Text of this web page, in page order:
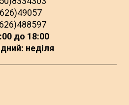
до 18:00
неділя